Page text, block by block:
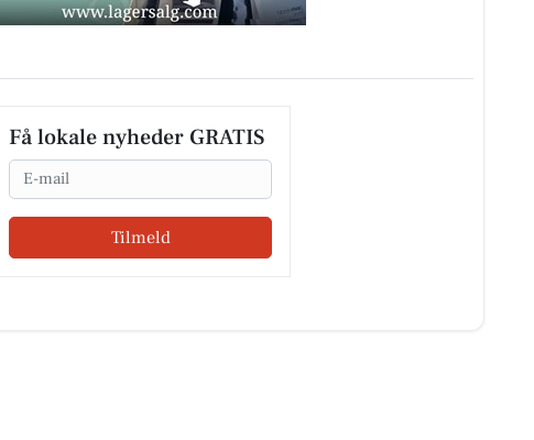
Få lokale nyheder GRATIS
Email
Tilmeld